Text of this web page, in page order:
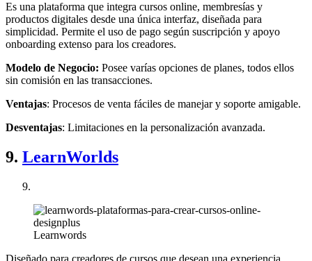
Es una plataforma que integra cursos online, membresías y
productos digitales desde una única interfaz, diseñada para
simplicidad. Permite el uso de pago según suscripción y apoyo
onboarding extenso para los creadores.
Modelo de Negocio: Posee varías opciones de planes, todos ellos
sin comisión en las transacciones.
Ventajas: Procesos de venta fáciles de manejar y soporte amigable.
Desventajas: Limitaciones en la personalización avanzada.
9. LearnWorlds
Learnwords
Diseñado para creadores de cursos que desean una experiencia